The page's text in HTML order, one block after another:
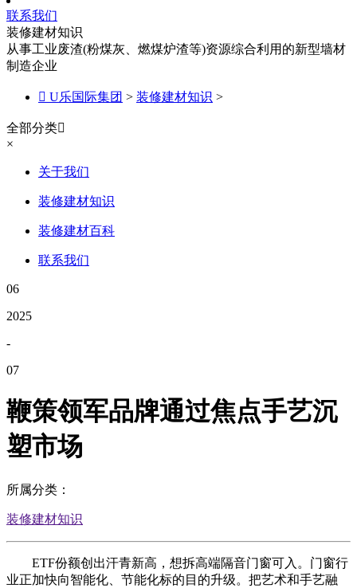
联系我们
装修建材知识
从事工业废渣(粉煤灰、燃煤炉渣等)资源综合利用的新型墙材
制造企业
 U乐国际集团 > 装修建材知识 >
全部分类
×
关于我们
装修建材知识
装修建材百科
联系我们
06
2025
-
07
鞭策领军品牌通过焦点手艺沉
塑市场
所属分类：
装修建材知识
ETF份额创出汗青新高，想拆高端隔音门窗可入。门窗行
业正加快向智能化、节能化标的目的升级。把艺术和手艺融